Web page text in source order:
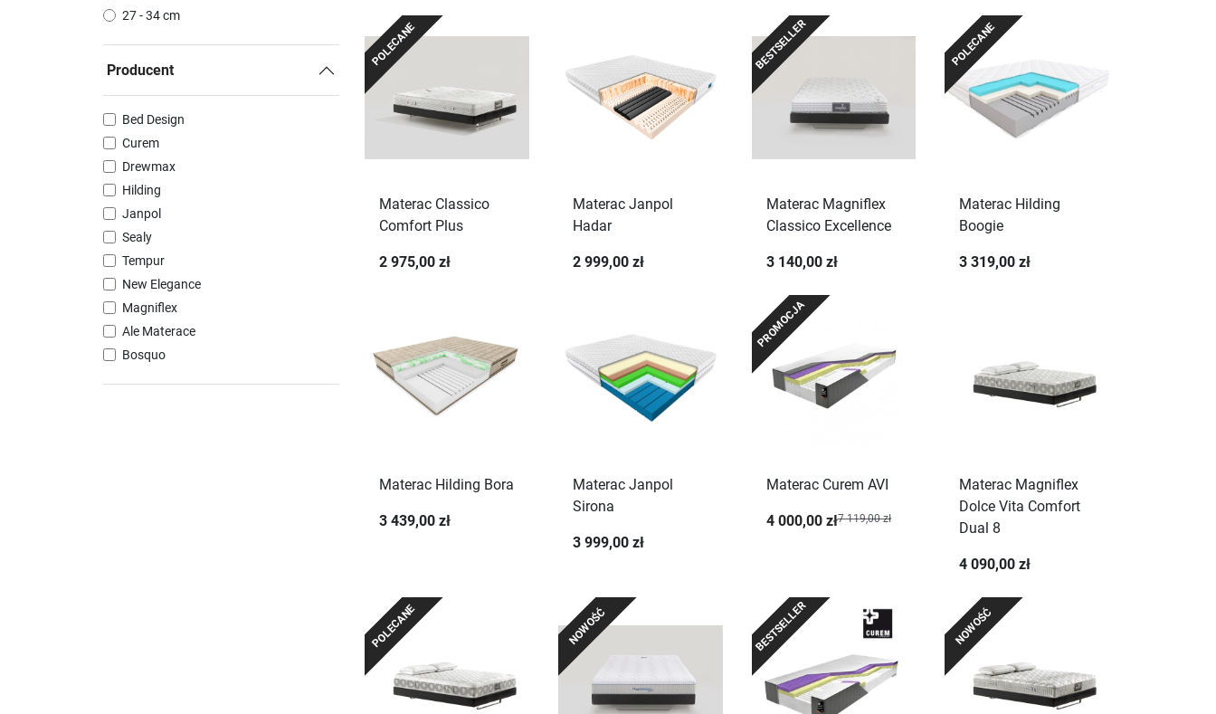
27 - 34 cm
Producent
Bed Design
Curem
Drewmax
Hilding
Janpol
Sealy
Tempur
New Elegance
Magniflex
Ale Materace
Bosquo
POLECANE
Materac Classico
Comfort Plus
2 975,00 zł
Materac Janpol
Hadar
2 999,00 zł
BESTSELLER
Materac Magniflex
Classico Excellence
3 140,00 zł
POLECANE
Materac Hilding
Boogie
3 319,00 zł
Materac Hilding Bora
3 439,00 zł
Materac Janpol
Sirona
3 999,00 zł
PROMOCJA
Materac Curem AVI
4 000,00 zł7 119,00 zł
Materac Magniflex
Dolce Vita Comfort
Dual 8
4 090,00 zł
POLECANE NOWOŚĆ BESTSELLER NOWOŚĆ